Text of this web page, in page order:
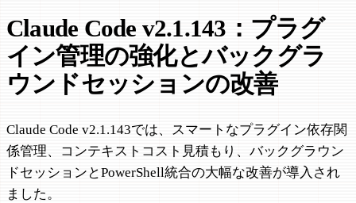
Claude Code v2.1.143：プラグ
イン管理の強化とバックグラ
ウンドセッションの改善
Claude Code v2.1.143では、スマートなプラグイン依存関
係管理、コンテキストコスト見積もり、バックグラウン
ドセッションとPowerShell統合の大幅な改善が導入され
ました。